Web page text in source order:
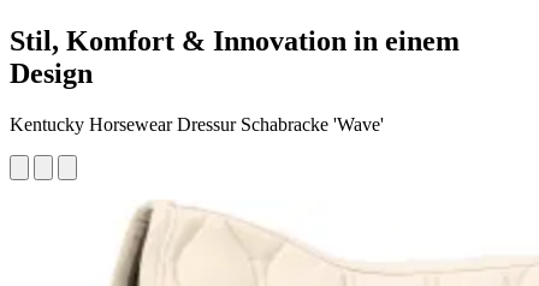
Stil, Komfort & Innovation in einem
Design
Kentucky Horsewear Dressur Schabracke 'Wave'